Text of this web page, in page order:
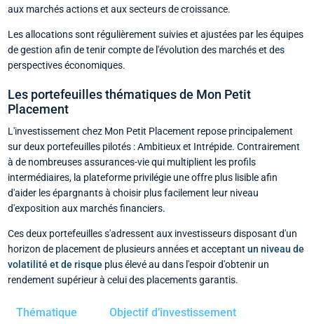
aux marchés actions et aux secteurs de croissance.
Les allocations sont régulièrement suivies et ajustées par les équipes
de gestion afin de tenir compte de l'évolution des marchés et des
perspectives économiques.
Les portefeuilles thématiques de Mon Petit
Placement
L'investissement chez Mon Petit Placement repose principalement
sur deux portefeuilles pilotés : Ambitieux et Intrépide. Contrairement
à de nombreuses assurances-vie qui multiplient les profils
intermédiaires, la plateforme privilégie une offre plus lisible afin
d'aider les épargnants à choisir plus facilement leur niveau
d'exposition aux marchés financiers.
Ces deux portefeuilles s'adressent aux investisseurs disposant d'un
horizon de placement de plusieurs années et acceptant un niveau de
volatilité et de risque plus élevé au dans l'espoir d'obtenir un
rendement supérieur à celui des placements garantis.
Thématique Objectif d’investissement